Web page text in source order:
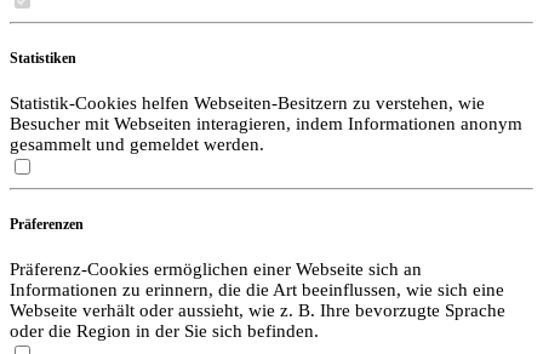
Statistiken
Statistik-Cookies helfen Webseiten-Besitzern zu verstehen, wie
Besucher mit Webseiten interagieren, indem Informationen anonym
gesammelt und gemeldet werden.
Präferenzen
Präferenz-Cookies ermöglichen einer Webseite sich an
Informationen zu erinnern, die die Art beeinflussen, wie sich eine
Webseite verhält oder aussieht, wie z. B. Ihre bevorzugte Sprache
oder die Region in der Sie sich befinden.